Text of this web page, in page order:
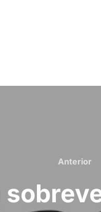
Anterior
Anterior